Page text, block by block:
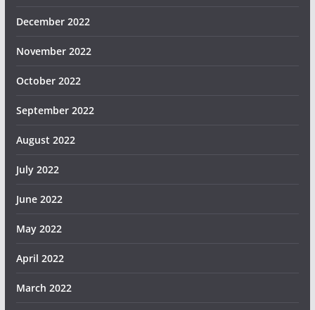
December 2022
November 2022
October 2022
September 2022
August 2022
July 2022
June 2022
May 2022
April 2022
March 2022